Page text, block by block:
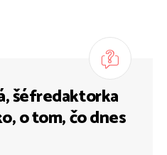
šéfredaktorka
o tom, čo dnes